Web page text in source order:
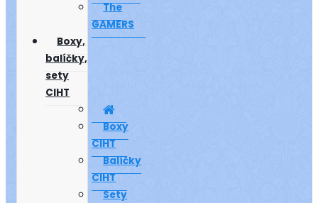
The
GAMERS
Boxy,
balíčky,
sety
CIHT
Boxy
CIHT
Balíčky
CIHT
Sety